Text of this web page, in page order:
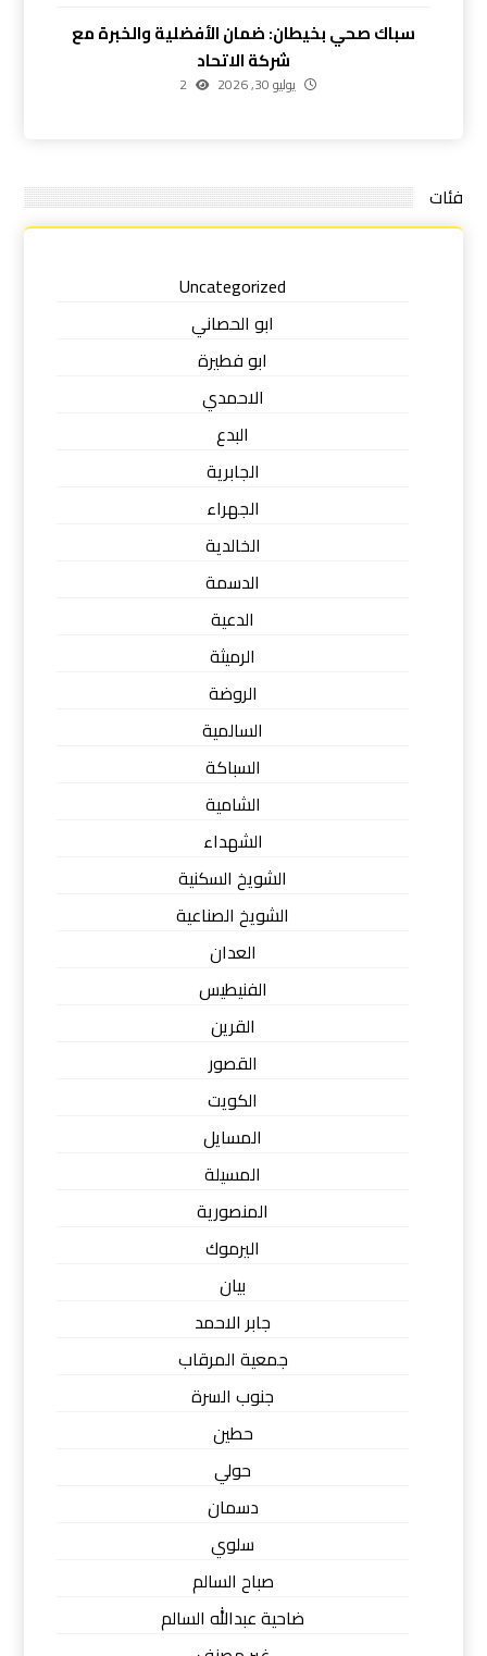
سباك صحي بخيطان: ضمان الأفضلية والخبرة مع
شركة الاتحاد
يوليو 30, 2026 2
فئات
Uncategorized
ابو الحصاني
ابو فطيرة
الاحمدي
البدع
الجابرية
الجهراء
الخالدية
الدسمة
الدعية
الرميثة
الروضة
السالمية
السباكة
الشامية
الشهداء
الشويخ السكنية
الشويخ الصناعية
العدان
الفنيطيس
القرين
القصور
الكويت
المسايل
المسيلة
المنصورية
اليرموك
بيان
جابر الاحمد
جمعية المرقاب
جنوب السرة
حطين
حولي
دسمان
سلوي
صباح السالم
ضاحية عبدالله السالم